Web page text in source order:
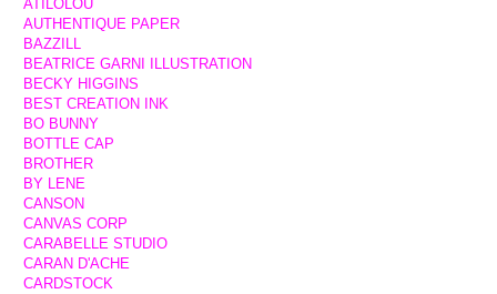
ATILOLOU
AUTHENTIQUE PAPER
BAZZILL
BEATRICE GARNI ILLUSTRATION
BECKY HIGGINS
BEST CREATION INK
BO BUNNY
BOTTLE CAP
BROTHER
BY LENE
CANSON
CANVAS CORP
CARABELLE STUDIO
CARAN D'ACHE
CARDSTOCK